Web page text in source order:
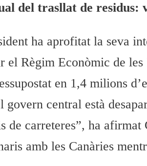
del trasllat de residus:
ha aprofitat la seva
el Règim Econòmic de
en 1,4 milions
govern central està
de carreteres”, ha
amb les Canàries